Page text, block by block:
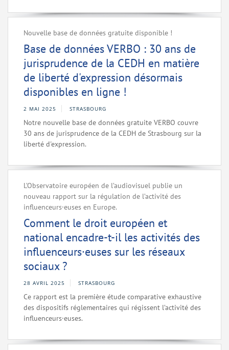
Nouvelle base de données gratuite disponible !
Base de données VERBO : 30 ans de
jurisprudence de la CEDH en matière
de liberté d'expression désormais
disponibles en ligne !
2 MAI 2025 STRASBOURG
Notre nouvelle base de données gratuite VERBO couvre
30 ans de jurisprudence de la CEDH de Strasbourg sur la
liberté d'expression.
L’Observatoire européen de l’audiovisuel publie un
nouveau rapport sur la régulation de l’activité des
influenceurs·euses en Europe.
Comment le droit européen et
national encadre-t-il les activités des
influenceurs·euses sur les réseaux
sociaux ?
28 AVRIL 2025 STRASBOURG
Ce rapport est la première étude comparative exhaustive
des dispositifs réglementaires qui régissent l’activité des
influenceurs·euses.